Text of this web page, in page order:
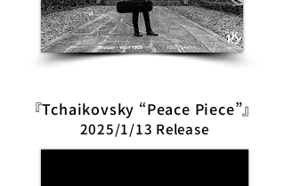
『Tchaikovsky “Peace Piece”』
2025/1/13 Release